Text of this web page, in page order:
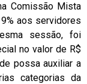
Comissão Mista
aos servidores
sessão, foi
no valor de R$
possa auxiliar a
categorias da